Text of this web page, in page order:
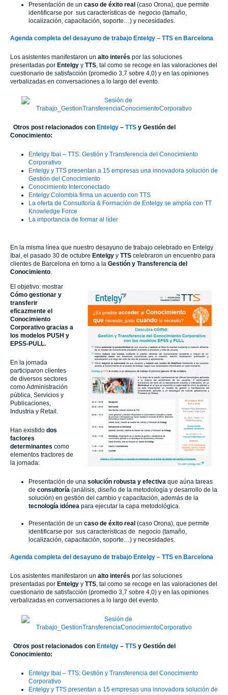
Presentación de un caso de éxito real (caso Orona), que permite
identificarse por sus características de negocio (tamaño,
localización, capacitación, soporte…) y necesidades.
Agenda completa del desayuno de trabajo Entelgy – TTS en Barcelona
Los asistentes manifestaron un alto interés por las soluciones
presentadas por Entelgy y TTS , tal como se recoge en las valoraciones del
cuestionario de satisfacción (promedio 3,7 sobre 4,0) y en las opiniones
verbalizadas en conversaciones a lo largo del evento.
Otros post relacionados con Entelgy – TTS y Gestión del
Conocimiento:
Entelgy Ibai – TTS: Gestión y Transferencia del Conocimiento
Corporativo
Entelgy y TTS presentan a 15 empresas una innovadora solución de
Gestión del Conocimiento
Conocimiento Interconectado
Entelgy Colombia firma un acuerdo con TTS
La oferta de Consultoría & Formación de Entelgy se amplía con TT
Knowledge Force
La importancia de formar al líder
En la misma línea que nuestro desayuno de trabajo celebrado en Entelgy
Ibai el pasado 30 de octubre Entelgy y TTS celebraron un encuentro para
clientes de Barcelona en torno a la Gestión y Transferencia del
Conocimiento
El objetivo: mostrar
Cómo gestionar y
transferir
eficazmente el
Conocimiento
Corporativo gracias a
los modelos PUSH y
EPSS-PULL.
En la jornada
participaron clientes
de diversos sectores
como Administración
pública, Servicios y
Publicaciones,
Industria y Retail.
Han existido dos
factores
determinantes como
elementos tractores de
la jornada:
Presentación de una solución robusta y efectiva que aúna tareas
de consultoría (análisis, diseño de la metodología y desarrollo de la
solución) en gestión del cambio y capacitación, además de la
tecnología idónea para ejecutar la capa metodológica.
Presentación de un caso de éxito real (caso Orona), que permite
identificarse por sus características de negocio (tamaño,
localización, capacitación, soporte…) y necesidades.
Agenda completa del desayuno de trabajo Entelgy – TTS en Barcelona
Los asistentes manifestaron un alto interés por las soluciones
presentadas por Entelgy y TTS, tal como se recoge en las valoraciones del
cuestionario de satisfacción (promedio 3,7 sobre 4,0) y en las opiniones
verbalizadas en conversaciones a lo largo del evento.
Otros post relacionados con Entelgy – TTS y Gestión del
Conocimiento:
Entelgy Ibai – TTS: Gestión y Transferencia del Conocimiento
Corporativo
Entelgy y TTS presentan a 15 empresas una innovadora solución de